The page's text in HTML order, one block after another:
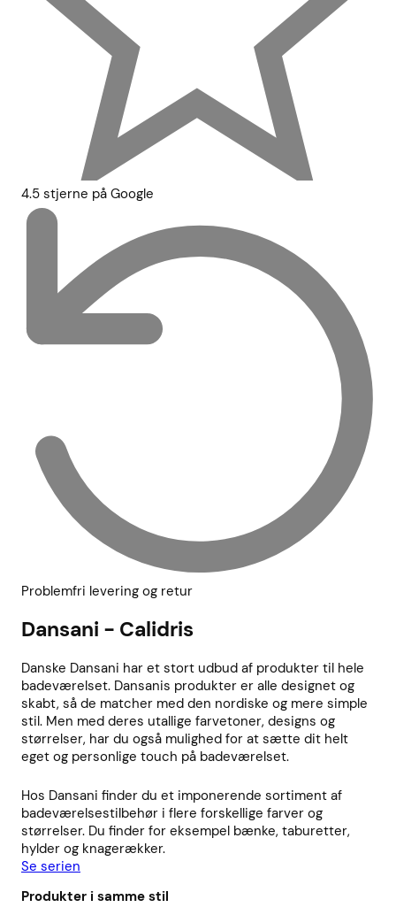
4.5 stjerne på Google
Problemfri levering og retur
Dansani - Calidris
Danske Dansani har et stort udbud af produkter til hele
badeværelset. Dansanis produkter er alle designet og
skabt, så de matcher med den nordiske og mere simple
stil. Men med deres utallige farvetoner, designs og
størrelser, har du også mulighed for at sætte dit helt
eget og personlige touch på badeværelset.
Hos Dansani finder du et imponerende sortiment af
badeværelsestilbehør i flere forskellige farver og
størrelser. Du finder for eksempel bænke, taburetter,
hylder og knagerækker.
Se serien
Produkter i samme stil